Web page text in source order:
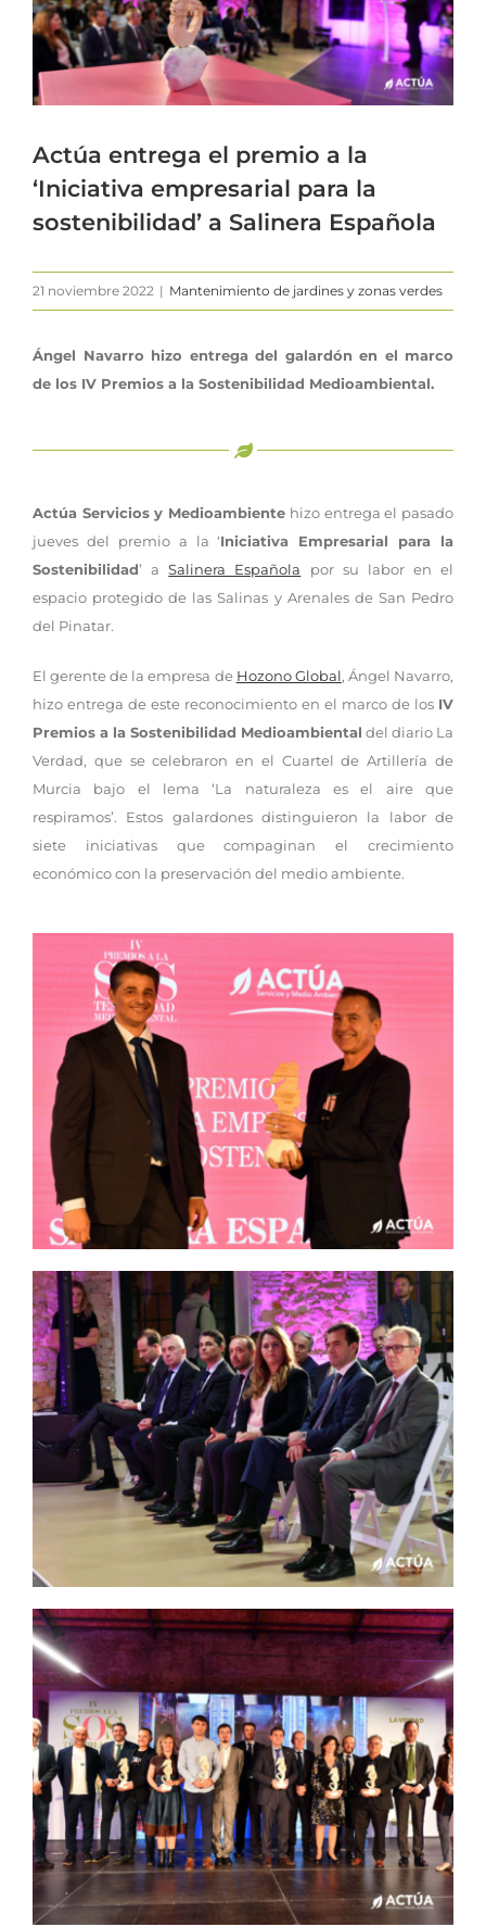
Actúa entrega el premio a la
‘Iniciativa empresarial para la
sostenibilidad’ a Salinera Española
21 noviembre 2022 | Mantenimiento de jardines y zonas verdes
Ángel Navarro hizo entrega del galardón en el marco
de los IV Premios a la Sostenibilidad Medioambiental.
Actúa Servicios y Medioambiente hizo entrega el pasado
jueves del premio a la ‘Iniciativa Empresarial para la
Sostenibilidad’ aSalinera Española por su labor en el
espacio protegido de las Salinas y Arenales de San Pedro
del Pinatar.
El gerente de la empresa de Hozono Global, Ángel Navarro,
hizo entrega de este reconocimiento en el marco de los IV
Premios a la Sostenibilidad Medioambiental del diario La
Verdad, que se celebraron en el Cuartel de Artillería de
Murcia bajo el lema ‘La naturaleza es el aire que
respiramos’. Estos galardones distinguieron la labor de
siete iniciativas que compaginan el crecimiento
económico con la preservación del medio ambiente.